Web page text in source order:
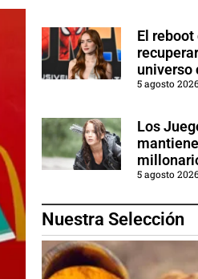
El
universo
5 agosto
Los
5 agosto
Nuestra Selección